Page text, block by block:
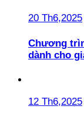
20 Th6,2025
Chương
dành cho
12 Th6,2025